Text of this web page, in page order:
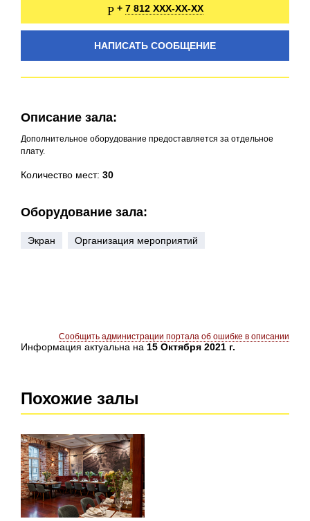
+ 7 812 XXX-XX-XX
НАПИСАТЬ СООБЩЕНИЕ
Описание зала:
Дополнительное оборудование предоставляется за отдельное
плату.
Количество мест: 30
Оборудование зала:
Экран Организация мероприятий
Сообщить администрации портала об ошибке в описании
Информация актуальна на 15 Октября 2021 г.
Похожие залы